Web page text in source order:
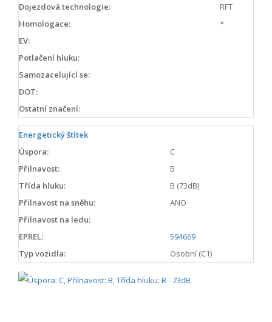
Dojezdová technologie:
RFT
Homologace:
*
EV:
Potlačení hluku:
Samozacelující se:
DOT:
Ostatní značení:
Energetický štítek
Úspora:
C
Přilnavost:
B
Třída hluku:
B (73dB)
Přilnavost na sněhu:
ANO
Přilnavost na ledu:
EPREL:
594669
Typ vozidla:
Osobní (C1)